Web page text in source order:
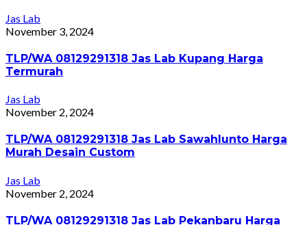
Jas Lab
November 3, 2024
TLP/WA 08129291318 Jas Lab Kupang Harga
Termurah
Jas Lab
November 2, 2024
TLP/WA 08129291318 Jas Lab Sawahlunto Harga
Murah Desain Custom
Jas Lab
November 2, 2024
TLP/WA 08129291318 Jas Lab Pekanbaru Harga